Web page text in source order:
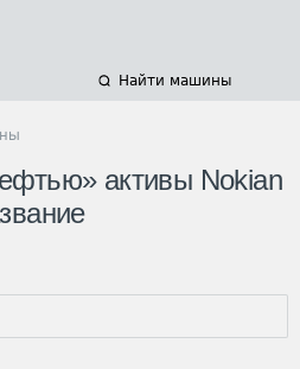
Найти машины
активы Nokian